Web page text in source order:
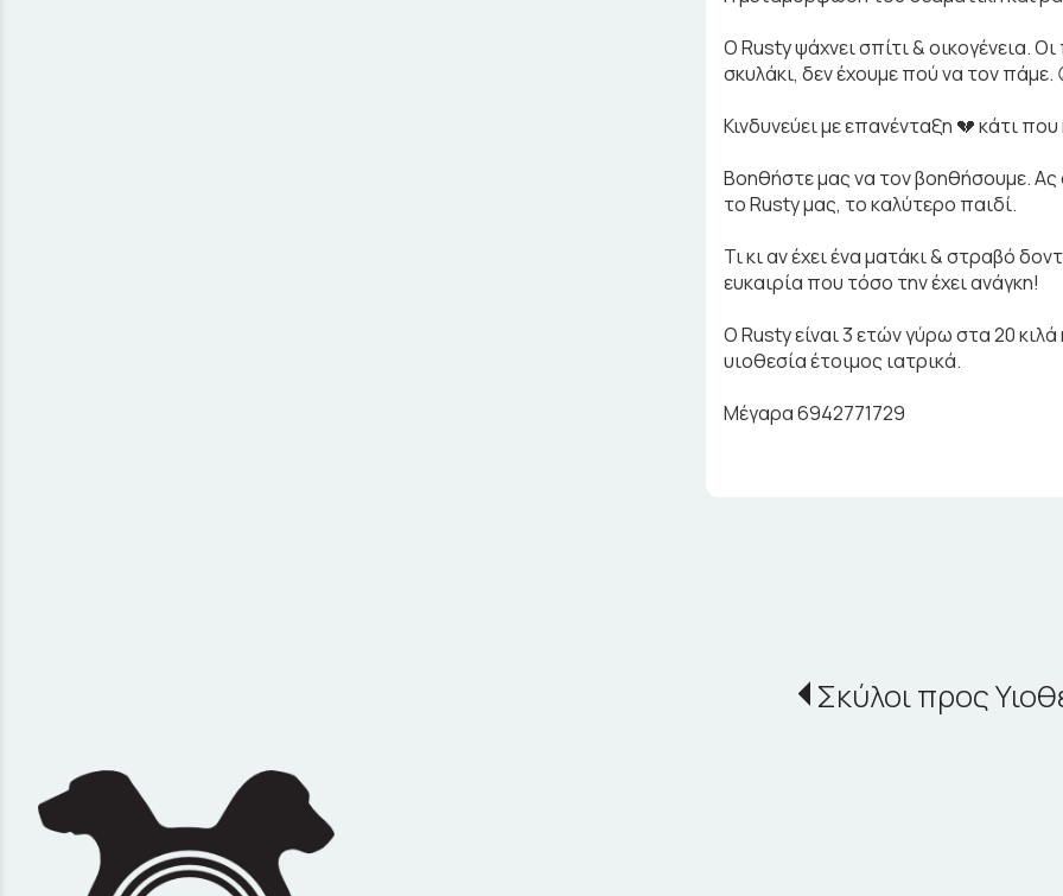
O Rusty ψάχνει σπίτι & οικογένεια.
σκυλάκι, δεν έχουμε πού να τον πάμε.
Κινδυνεύει με επανένταξη 💔 κάτι
Βοηθήστε μας να τον βοηθήσουμε. Ας
το Rusty μας, το καλύτερο παιδί.
Τι κι αν έχει ένα ματάκι & στραβό
ευκαιρία που τόσο την έχει ανάγκη!
Ο Rusty είναι 3 ετών γύρω στα 20
υιοθεσία έτοιμος ιατρικά.
Μέγαρα 6942771729
Σκύλοι προς